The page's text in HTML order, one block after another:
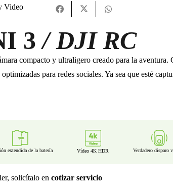
Video
3/ DJI RC
compacto y ultraligero creado para la
para redes sociales. Ya sea que esté
extendida de la batería Vídeo 4K HDR Verdadero disparo
solicítalo en cotizar servicio